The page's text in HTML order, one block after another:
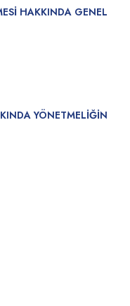
HAKKINDA GENEL
YÖNETMELİĞİN